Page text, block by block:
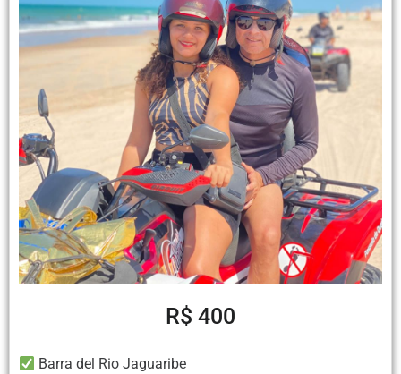
R$ 400
Barra del Rio Jaguaribe